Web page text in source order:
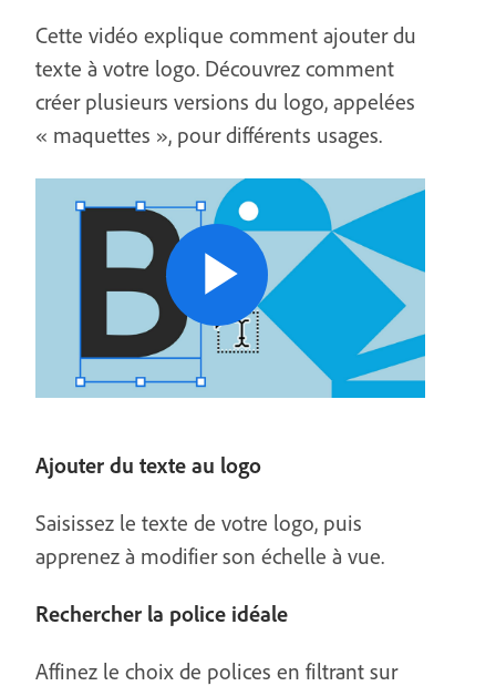
Cette vidéo explique comment ajouter du
texte à votre logo. Découvrez comment
créer plusieurs versions du logo, appelées
« maquettes », pour différents usages.
Ajouter du texte au logo
Saisissez le texte de votre logo, puis
apprenez à modifier son échelle à vue.
Rechercher la police idéale
Affinez le choix de polices en filtrant sur